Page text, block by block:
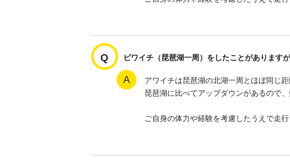
ビワイチ（琵琶湖一周）をしたことがあります
アワイチは琵琶湖の北湖一周とほぼ同じ距
琵琶湖に比べてアップダウンがあるので
ご自身の体力や経験を考慮したうえで走行